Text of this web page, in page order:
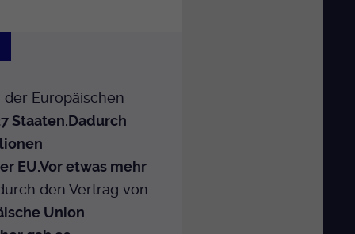
der Europäischen
Staaten.Dadurch
EU.Vor etwas mehr
den Vertrag von
Union